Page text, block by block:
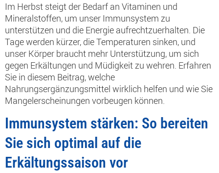
Im Herbst steigt der Bedarf an Vitaminen und
Mineralstoffen, um unser Immunsystem zu
unterstützen und die Energie aufrechtzuerhalten. Die
Tage werden kürzer, die Temperaturen sinken, und
unser Körper braucht mehr Unterstützung, um sich
gegen Erkältungen und Müdigkeit zu wehren. Erfahren
Sie in diesem Beitrag, welche
Nahrungsergänzungsmittel wirklich helfen und wie Sie
Mangelerscheinungen vorbeugen können.
Immunsystem stärken: So bereiten
Sie sich optimal auf die
Erkältungssaison vor